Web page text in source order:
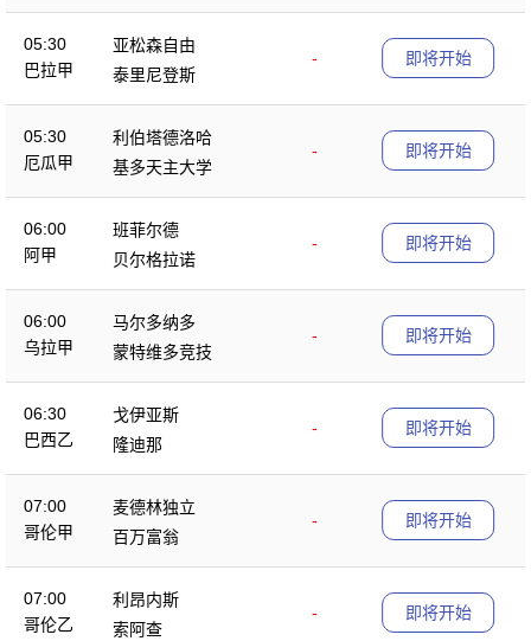
05:30
巴拉甲
亚松森自由
-
泰里尼登斯
即将开始
05:30
厄瓜甲
利伯塔德洛哈
-
基多天主大学
即将开始
06:00
阿甲
班菲尔德
-
贝尔格拉诺
即将开始
06:00
乌拉甲
马尔多纳多
-
蒙特维多竞技
即将开始
06:30
巴西乙
戈伊亚斯
-
隆迪那
即将开始
07:00
哥伦甲
麦德林独立
-
百万富翁
即将开始
07:00
哥伦乙
利昂内斯
-
索阿查
即将开始